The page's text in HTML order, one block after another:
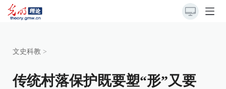
文史科教 >
传统村落保护既要塑“形”又要